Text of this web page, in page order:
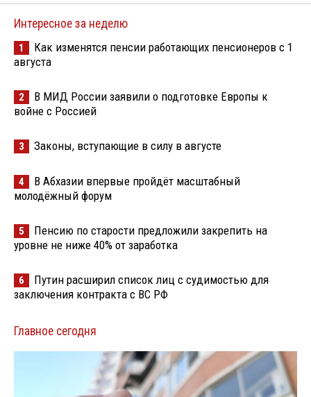
Интересное за неделю
1
Как изменятся пенсии работающих пенсионеров с 1
августа
2
В МИД России заявили о подготовке Европы к
войне с Россией
3 Законы, вступающие в силу в августе
4
В Абхазии впервые пройдёт масштабный
молодёжный форум
5
Пенсию по старости предложили закрепить на
уровне не ниже 40% от заработка
6
Путин расширил список лиц с судимостью для
заключения контракта с ВС РФ
Главное сегодня